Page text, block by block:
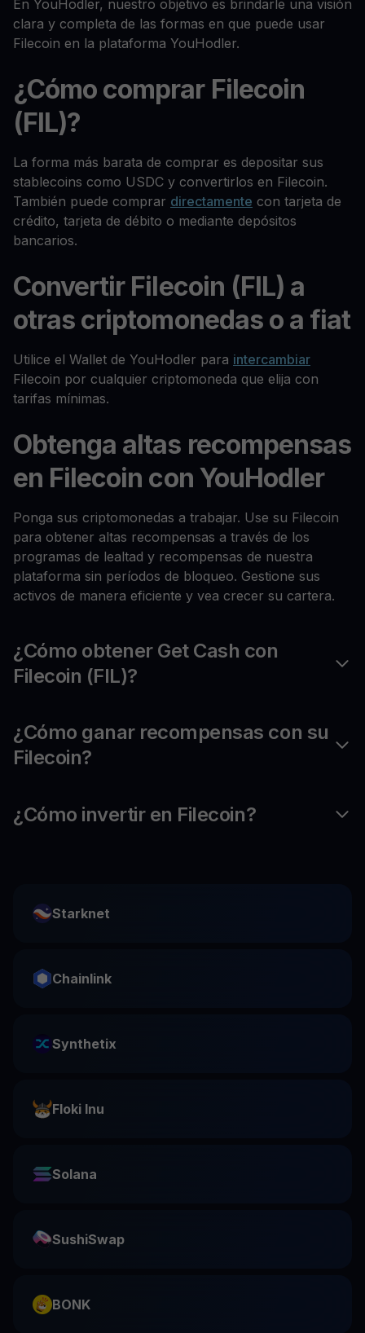
En YouHodler, nuestro objetivo es brindarle una visión
clara y completa de las formas en que puede usar
Filecoin en la plataforma YouHodler.
¿Cómo comprar Filecoin
(FIL)?
La forma más barata de comprar es depositar sus
stablecoins como USDC y convertirlos en Filecoin.
También puede comprar directamente con tarjeta de
crédito, tarjeta de débito o mediante depósitos
bancarios.
Convertir Filecoin (FIL) a
otras criptomonedas o a fiat
Utilice el Wallet de YouHodler para intercambiar
Filecoin por cualquier criptomoneda que elija con
tarifas mínimas.
Obtenga altas recompensas
en Filecoin con YouHodler
Ponga sus criptomonedas a trabajar. Use su Filecoin
para obtener altas recompensas a través de los
programas de lealtad y recompensas de nuestra
plataforma sin períodos de bloqueo. Gestione sus
activos de manera eficiente y vea crecer su cartera.
¿Cómo obtener Get Cash con
Filecoin (FIL)?
¿Cómo ganar recompensas con su
Filecoin?
¿Cómo invertir en Filecoin?
Starknet
Chainlink
Synthetix
Floki Inu
Solana
SushiSwap
BONK